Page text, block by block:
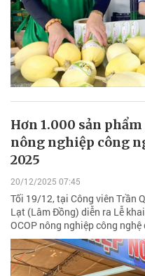
Hơn 1.000 sản
nông nghiệp công
2025
20/12/2025 07:45
Tối 19/12, tại Công viên Trần
Lạt (Lâm Đồng) diễn ra Lễ
OCOP nông nghiệp công